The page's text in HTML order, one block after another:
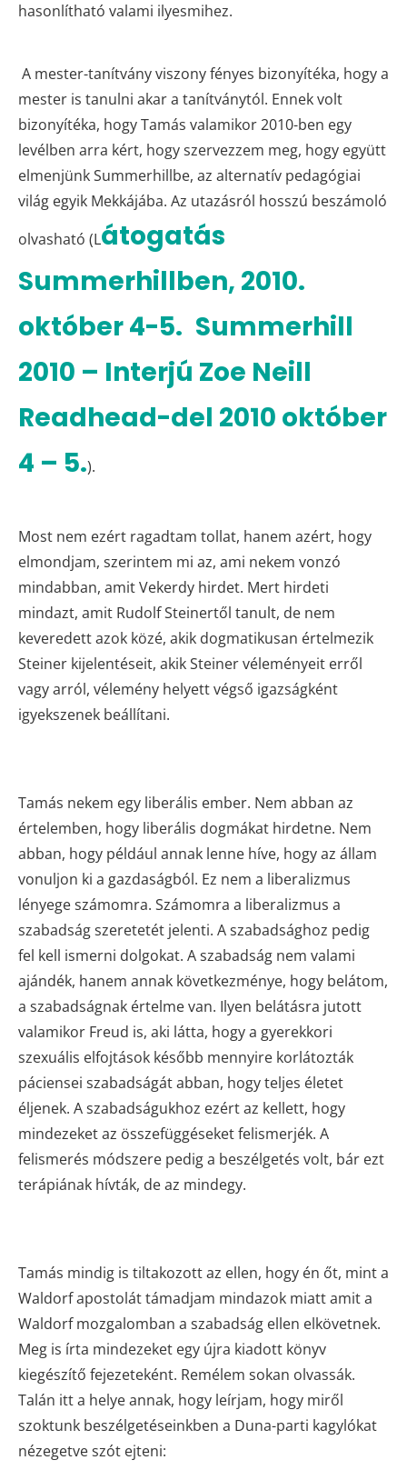
hasonlítható valami ilyesmihez.
A mester-tanítvány viszony fényes bizonyítéka, hogy a
mester is tanulni akar a tanítványtól. Ennek volt
bizonyítéka, hogy Tamás valamikor 2010-ben egy
levélben arra kért, hogy szervezzem meg, hogy együtt
elmenjünk Summerhillbe, az alternatív pedagógiai
világ egyik Mekkájába. Az utazásról hosszú beszámoló
olvasható (Látogatás
Summerhillben, 2010.
október 4-5. Summerhill
2010 – Interjú Zoe Neill
Readhead-del 2010 október
4 – 5.).
Most nem ezért ragadtam tollat, hanem azért, hogy
elmondjam, szerintem mi az, ami nekem vonzó
mindabban, amit Vekerdy hirdet. Mert hirdeti
mindazt, amit Rudolf Steinertől tanult, de nem
keveredett azok közé, akik dogmatikusan értelmezik
Steiner kijelentéseit, akik Steiner véleményeit erről
vagy arról, vélemény helyett végső igazságként
igyekszenek beállítani.
Tamás nekem egy liberális ember. Nem abban az
értelemben, hogy liberális dogmákat hirdetne. Nem
abban, hogy például annak lenne híve, hogy az állam
vonuljon ki a gazdaságból. Ez nem a liberalizmus
lényege számomra. Számomra a liberalizmus a
szabadság szeretetét jelenti. A szabadsághoz pedig
fel kell ismerni dolgokat. A szabadság nem valami
ajándék, hanem annak következménye, hogy belátom,
a szabadságnak értelme van. Ilyen belátásra jutott
valamikor Freud is, aki látta, hogy a gyerekkori
szexuális elfojtások később mennyire korlátozták
páciensei szabadságát abban, hogy teljes életet
éljenek. A szabadságukhoz ezért az kellett, hogy
mindezeket az összefüggéseket felismerjék. A
felismerés módszere pedig a beszélgetés volt, bár ezt
terápiának hívták, de az mindegy.
Tamás mindig is tiltakozott az ellen, hogy én őt, mint a
Waldorf apostolát támadjam mindazok miatt amit a
Waldorf mozgalomban a szabadság ellen elkövetnek.
Meg is írta mindezeket egy újra kiadott könyv
kiegészítő fejezeteként. Remélem sokan olvassák.
Talán itt a helye annak, hogy leírjam, hogy miről
szoktunk beszélgetéseinkben a Duna-parti kagylókat
nézegetve szót ejteni: